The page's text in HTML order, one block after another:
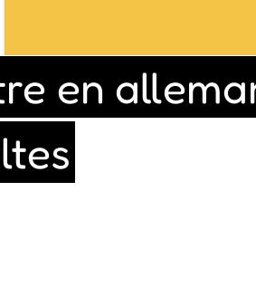
en